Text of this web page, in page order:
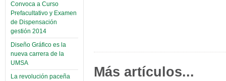
Convoca a Curso
Prefacultativo y Examen
de Dispensación
gestión 2014
Diseño Gráfico es la
nueva carrera de la
UMSA
La revolución paceña
Más artículos...